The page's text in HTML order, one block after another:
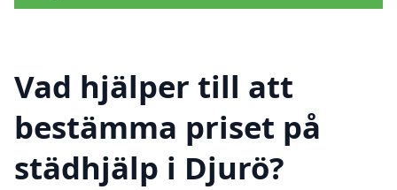
Vad hjälper till att
bestämma priset på
städhjälp i Djurö?